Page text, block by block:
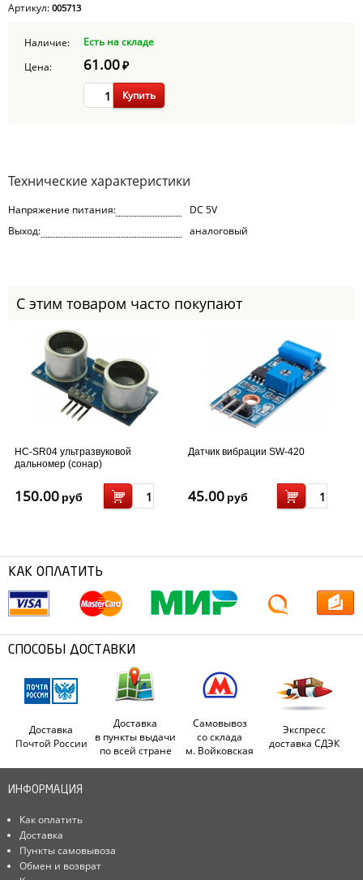
Артикул: 005713
Наличие:
Есть на складе
Цена:
61.00₽
Купить
Технические характеристики
Напряжение питания:
DC 5V
Выход:
аналоговый
С этим товаром часто покупают
HC-SR04 ультразвуковой
дальномер (сонар)
150.00 руб
Датчик вибрации SW-420
45.00 руб
КАК ОПЛАТИТЬ
СПОСОБЫ ДОСТАВКИ
Доставка
Почтой России
Доставка
в пункты выдачи
по всей стране
Самовывоз
со склада
м. Войковская
Экспресс
доставка СДЭК
ИНФОРМАЦИЯ
Как оплатить
Доставка
Пункты самовывоза
Обмен и возврат